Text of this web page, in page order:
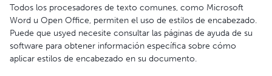
Todos los procesadores de texto comunes, como Microsoft
Word u Open Office, permiten el uso de estilos de encabezado.
Puede que usyed necesite consultar las páginas de ayuda de su
software para obtener información específica sobre cómo
aplicar estilos de encabezado en su documento.